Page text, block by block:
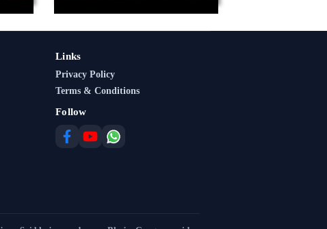
Links
Privacy Policy
Terms & Conditions
Follow